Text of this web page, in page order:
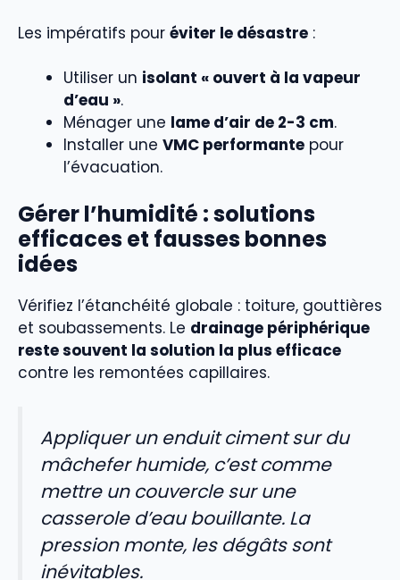
Les impératifs pour éviter le désastre :
Utiliser un isolant « ouvert à la vapeur
d’eau ».
Ménager une lame d’air de 2-3 cm.
Installer une VMC performante pour
l’évacuation.
Gérer l’humidité : solutions
efficaces et fausses bonnes
idées
Vérifiez l’étanchéité globale : toiture, gouttières
et soubassements. Le drainage périphérique
reste souvent la solution la plus efficace
contre les remontées capillaires.
Appliquer un enduit ciment sur du
mâchefer humide, c’est comme
mettre un couvercle sur une
casserole d’eau bouillante. La
pression monte, les dégâts sont
inévitables.